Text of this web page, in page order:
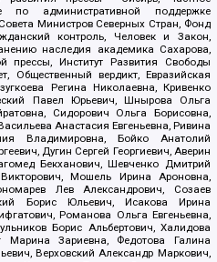
по административной поддержке
Министров Северных Стран, Фонд
контроль, Человек и Закон,
наследия академика Сахарова,
прессы, Институт Развития Свободы
Общественный вердикт, Евразийская
Регина Николаевна, Кривенко
Павел Юрьевич, Шнырова Ольга
Сидорович Ольга Борисовна,
Анастасия Евгеньевна, Ривина
Владимировна, Бойко Анатолий
Дугин Сергей Георгиевич, Аверин
Бекханович, Шевченко Дмитрий
Мошель Ирина Ароновна,
Лев Александрович, Созаев
Борис Юльевич, Исакова Ирина
Романова Ольга Евгеньевна,
Борис Альбертович, Халидова
Зариевна, Федотова Галина
Верховский Александр Маркович,